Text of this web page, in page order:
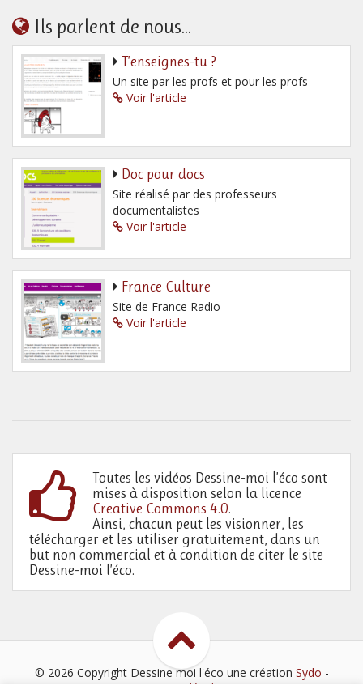
Ils parlent de nous...
T’enseignes-tu ?
Un site par les profs et pour les profs
Voir l'article
Doc pour docs
Site réalisé par des professeurs
documentalistes
Voir l'article
France Culture
Site de France Radio
Voir l'article
Toutes les vidéos Dessine-moi l’éco sont
mises à disposition selon la licence
Creative Commons 4.0.
Ainsi, chacun peut les visionner, les
télécharger et les utiliser gratuitement, dans un
but non commercial et à condition de citer le site
Dessine-moi l’éco.
© 2026 Copyright Dessine moi l'éco une création Sydo -
Mentions légales